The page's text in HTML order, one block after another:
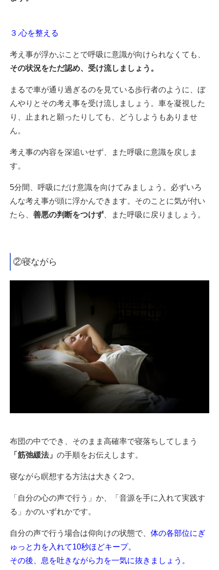
３.心を整える
考え事が浮かぶことで呼吸に意識が向けられなくても、
その状況をただ認め、受け流しましょう。
まるで車が通り過ぎるのを見ている歩行者のように、ぼ
んやりとその考え事を受け流しましょう。車を凝視した
り、止まれと願ったりしても、どうしようもありませ
ん。
考え事の内容を深追いせず、また呼吸に意識を戻しま
す。
5分間、呼吸にだけ意識を向けてみましょう。必ずいろ
んな考え事が頭に浮かんできます。そのことに気が付い
たら、 善悪の判断をつけず 、また呼吸に戻りましょう。
②寝ながら
布団の中ででき、そのまま高確率で寝落ちしてしまう
「筋弛緩法」 の手順をお伝えします。
寝ながら瞑想する方法は大きく2つ。
「自分の心の声で行う」 か、
「音源を手に入れて実践す
る」 かのいずれかです。
自分の声で行う場合は仰向けの状態で、 体の各部位にぎ
ゅっと力を入れて10秒ほどキープ。
その後、息を吐きながら力を一気に抜きましょう。